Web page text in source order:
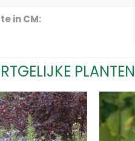
in CM:
PLANTEN